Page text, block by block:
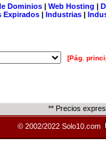
Dominios| Web Hosting |
Expirados | Industrias |
[Pág.
** Precios
© 2002/2022 Solo10.com